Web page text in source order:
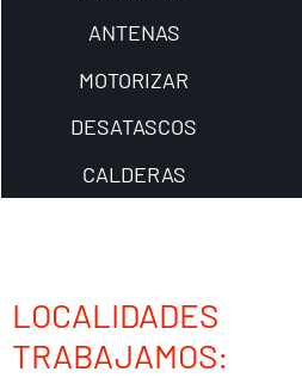
ANTENAS
MOTORIZAR
DESATASCOS
CALDERAS
TRABAJAMOS: